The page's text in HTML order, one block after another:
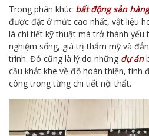
Trong phân khúc bất động sản
được đặt ở mức cao nhất, vật liệu
là chi tiết kỹ thuật mà trở thành yếu
nghiệm sống, giá trị thẩm mỹ và
trình. Đó cũng là lý do những dự án
cầu khắt khe về độ hoàn thiện, tính
công trong từng chi tiết nội thất.